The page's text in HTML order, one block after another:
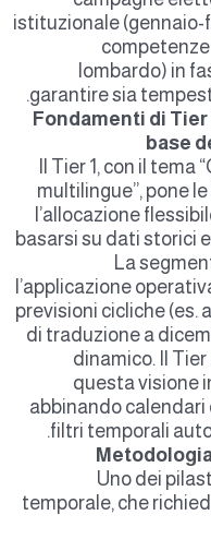
istituzionale (gennaio-
lombardo) in
garantire sia
Fondamenti di Tier
base
Il Tier 1, con il
multilingue”, pone
l’allocazione
basarsi su dati storici
La
l’applicazione
previsioni cicliche (es.
di traduzione a
dinamico. Il
questa visione
abbinando
filtri temporali
Uno dei
temporale, che